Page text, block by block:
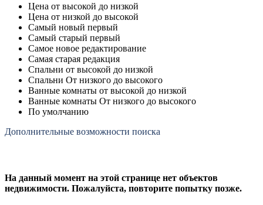
Цена от высокой до низкой
Цена от низкой до высокой
Самый новый первый
Самый старый первый
Самое новое редактирование
Самая старая редакция
Спальни от высокой до низкой
Спальни От низкого до высокого
Ванные комнаты от высокой до низкой
Ванные комнаты От низкого до высокого
По умолчанию
Дополнительные возможности поиска
На данный момент на этой странице нет объектов
недвижимости. Пожалуйста, повторите попытку позже.